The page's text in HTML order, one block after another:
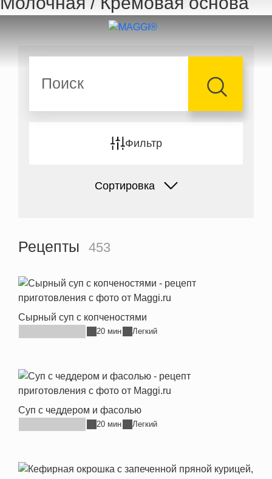
Перейти к основному содержанию
Фильтр
Сортировка
Рецепты 453
Сырный суп с копченостями
20 мин Легкий
Суп с чеддером и фасолью
20 мин Легкий